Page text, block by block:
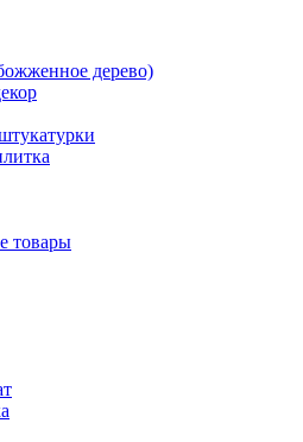
дерево)
товары